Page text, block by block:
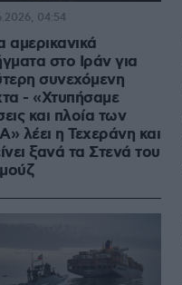
αμερικανικά
στο Ιράν για
συνεχόμενη
- «Χτυπήσαμε
και πλοία των
λέει η Τεχεράνη και
ξανά τα Στενά του
04:54